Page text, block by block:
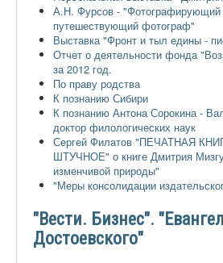
А.Н. Фурсов - "Фотографирующий
путешествующий фотограф"
Выставка "Фронт и тыл едины -
Отчет о деятельности фонда
за 2012 год.
По праву родства
К познанию Сибири
К познанию Антона Сорокина -
доктор филологических наук
Сергей Филатов "ПЕЧАТНАЯ
ШТУЧНОЕ" о книге Дмитрия
изменчивой природы"
"Меры консолидации
"Вести. Бизнес".
Достоевского"